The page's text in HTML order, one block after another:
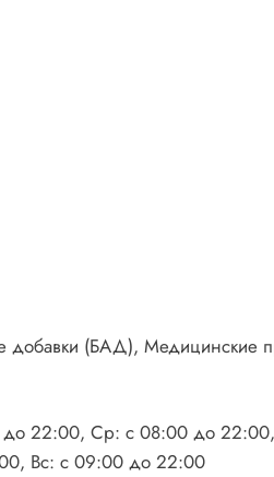
добавки (БАД), Медицинские
22:00, Ср: с 08:00 до
Вс: с 09:00 до 22:00